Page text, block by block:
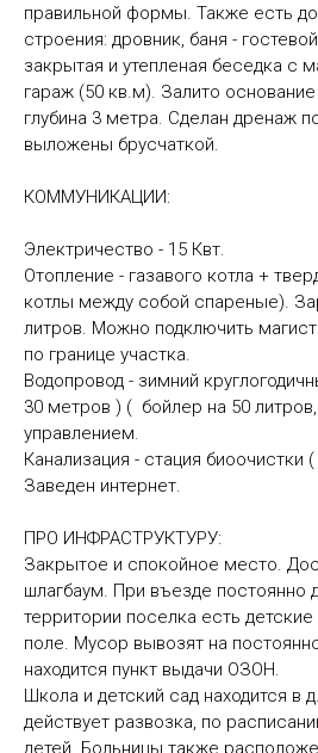
правильной формы. Также есть
строения: дровник, баня -
закрытая и утепленая беседка с
гараж (50 кв.м). Залито
глубина 3 метра. Сделан дренаж
выложены брусчаткой.
КОММУНИКАЦИИ:
Электричество - 15 Квт.
Отопление - газавого котла +
котлы между собой спареные).
литров. Можно подключить
по границе участка.
Водопровод - зимний
30 метров ) ( бойлер на 50
управлением.
Канализация - стация биоочистки
Заведен интернет.
ПРО ИНФРАСТРУКТУРУ:
Закрытое и спокойное место.
шлагбаум. При въезде постоянно
территории поселка есть
поле. Мусор вывозят на
находится пункт выдачи ОЗОН.
Школа и детский сад находится в
действует развозка, по
детей. Больницы также